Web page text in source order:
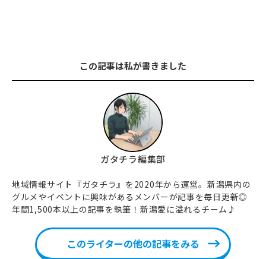
この記事は私が書きました
ガタチラ編集部
地域情報サイト『ガタチラ』を2020年から運営。新潟県内の
グルメやイベントに興味があるメンバーが記事を毎日更新◎
年間1,500本以上の記事を執筆！新潟愛に溢れるチーム♪
このライターの他の記事をみる